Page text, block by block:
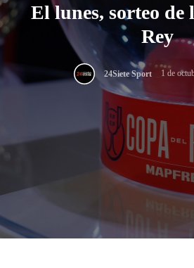
El lunes, sorteo de
Rey
24Siete Sport 1 de